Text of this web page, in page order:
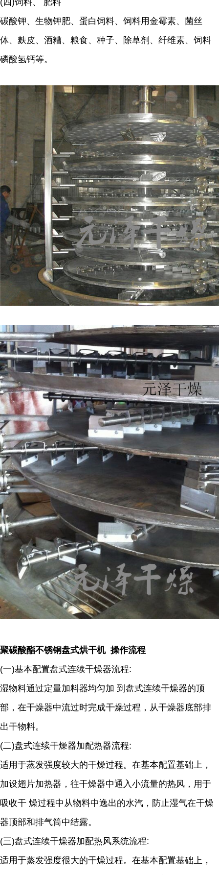
(四)饲料、 肥料
碳酸钾、生物钾肥、蛋白饲料、饲料用金霉素、菌丝
体、麸皮、酒糟、粮食、种子、除草剂、纤维素、饲料
磷酸氢钙等。
聚碳酸酯不锈钢盘式烘干机 操作流程
(一)基本配置盘式连续干燥器流程:
湿物料通过定量加料器均匀加 到盘式连续干燥器的顶
部，在干燥器中流过时完成干燥过程，从干燥器底部排
出干物料。
(二)盘式连续干燥器加配热器流程:
适用于蒸发强度较大的干燥过程。在基本配置基础上，
加设翅片加热器，往干燥器中通入小流量的热风，用于
吸收干 燥过程中从物料中逸出的水汽，防止湿气在干燥
器顶部和排气筒中结露。
(三)盘式连续干燥器加配热风系统流程:
适用于蒸发强度很大的干燥过程。在基本配置基础上，